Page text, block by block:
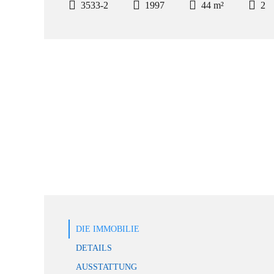
3533-2 1997 44 m² 2
DIE IMMOBILIE
DETAILS
AUSSTATTUNG